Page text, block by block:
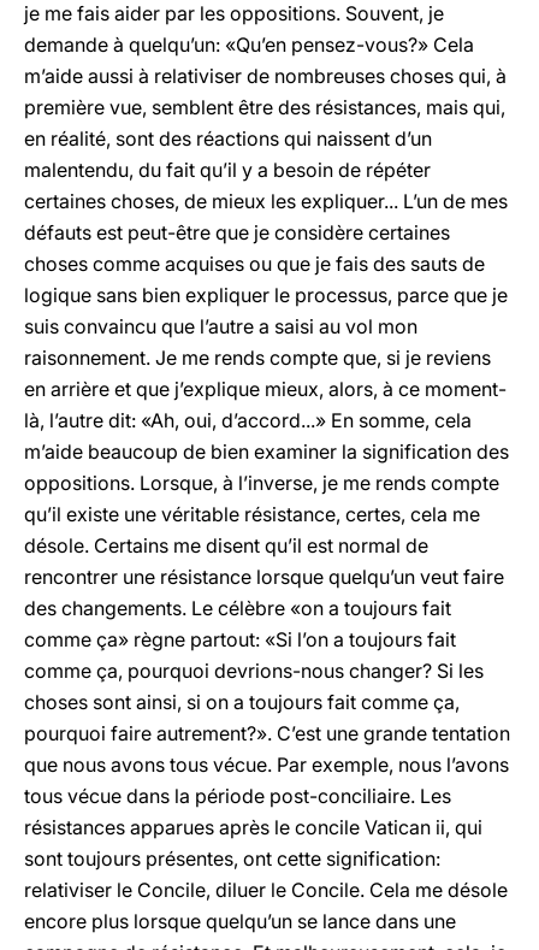
je me fais aider par les oppositions. Souvent, je
demande à quelqu’un: «Qu’en pensez-vous?» Cela
m’aide aussi à relativiser de nombreuses choses qui, à
première vue, semblent être des résistances, mais qui,
en réalité, sont des réactions qui naissent d’un
malentendu, du fait qu’il y a besoin de répéter
certaines choses, de mieux les expliquer... L’un de mes
défauts est peut-être que je considère certaines
choses comme acquises ou que je fais des sauts de
logique sans bien expliquer le processus, parce que je
suis convaincu que l’autre a saisi au vol mon
raisonnement. Je me rends compte que, si je reviens
en arrière et que j’explique mieux, alors, à ce moment-
là, l’autre dit: «Ah, oui, d’accord...» En somme, cela
m’aide beaucoup de bien examiner la signification des
oppositions. Lorsque, à l’inverse, je me rends compte
qu’il existe une véritable résistance, certes, cela me
désole. Certains me disent qu’il est normal de
rencontrer une résistance lorsque quelqu’un veut faire
des changements. Le célèbre «on a toujours fait
comme ça» règne partout: «Si l’on a toujours fait
comme ça, pourquoi devrions-nous changer? Si les
choses sont ainsi, si on a toujours fait comme ça,
pourquoi faire autrement?». C’est une grande tentation
que nous avons tous vécue. Par exemple, nous l’avons
tous vécue dans la période post-conciliaire. Les
résistances apparues après le concile Vatican ii, qui
sont toujours présentes, ont cette signification:
relativiser le Concile, diluer le Concile. Cela me désole
encore plus lorsque quelqu’un se lance dans une